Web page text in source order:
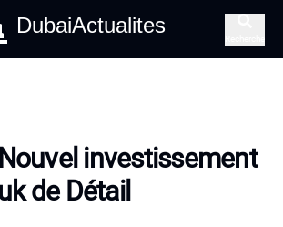
DubaiActualites
investissement
de Détail